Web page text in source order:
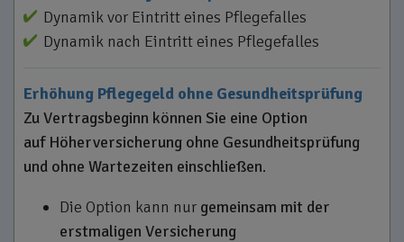
Dynamik vor Eintritt eines Pflegefalles
Dynamik nach Eintritt eines Pflegefalles
Erhöhung Pflegegeld ohne Gesundheitsprüfung
Zu Vertragsbeginn können Sie eine Option
auf Höherversicherung ohne Gesundheitsprüfung
und ohne Wartezeiten einschließen.
Die Option kann nur gemeinsam mit der
erstmaligen Versicherung